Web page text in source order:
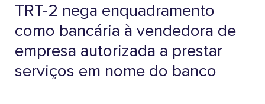
TRT-2 nega enquadramento
como bancária à vendedora de
empresa autorizada a prestar
serviços em nome do banco